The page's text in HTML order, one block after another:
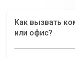
Как вызвать
или офис?